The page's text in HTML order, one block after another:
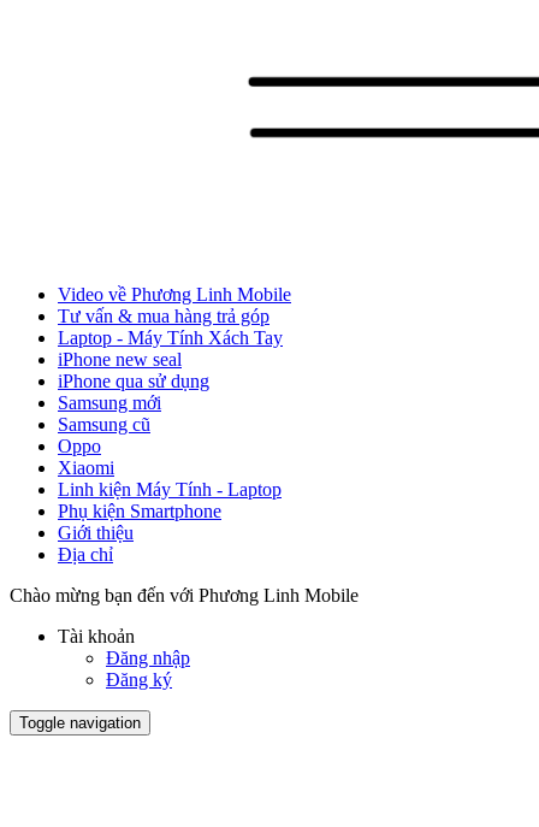
Video về Phương Linh Mobile
Tư vấn & mua hàng trả góp
Laptop - Máy Tính Xách Tay
iPhone new seal
iPhone qua sử dụng
Samsung mới
Samsung cũ
Oppo
Xiaomi
Linh kiện Máy Tính - Laptop
Phụ kiện Smartphone
Giới thiệu
Địa chỉ
Chào mừng bạn đến với Phương Linh Mobile
Tài khoản
Đăng nhập
Đăng ký
Toggle navigation